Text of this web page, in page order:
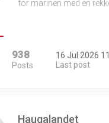
for marinen med en
938
Posts
16 Jul 2026
Last post
Haugalandet